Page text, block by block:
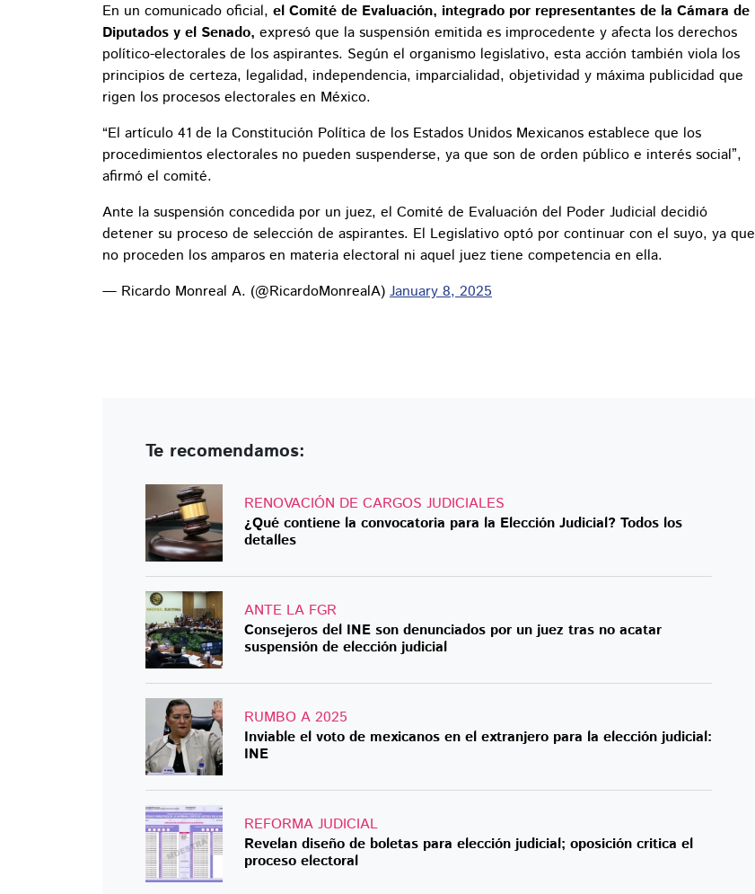
En un comunicado oficial, el Comité de Evaluación, integrado por representantes de la Cámara de
Diputados y el Senado, expresó que la suspensión emitida es improcedente y afecta los derechos
político-electorales de los aspirantes. Según el organismo legislativo, esta acción también viola los
principios de certeza, legalidad, independencia, imparcialidad, objetividad y máxima publicidad que
rigen los procesos electorales en México.
“El artículo 41 de la Constitución Política de los Estados Unidos Mexicanos establece que los
procedimientos electorales no pueden suspenderse, ya que son de orden público e interés social”,
afirmó el comité.
Ante la suspensión concedida por un juez, el Comité de Evaluación del Poder Judicial decidió
detener su proceso de selección de aspirantes. El Legislativo optó por continuar con el suyo, ya que
no proceden los amparos en materia electoral ni aquel juez tiene competencia en ella.
— Ricardo Monreal A. (@RicardoMonrealA) January 8, 2025
Te recomendamos:
RENOVACIÓN DE CARGOS JUDICIALES
¿Qué contiene la convocatoria para la Elección Judicial? Todos los
detalles
ANTE LA FGR
Consejeros del INE son denunciados por un juez tras no acatar
suspensión de elección judicial
RUMBO A 2025
Inviable el voto de mexicanos en el extranjero para la elección judicial:
INE
REFORMA JUDICIAL
Revelan diseño de boletas para elección judicial; oposición critica el
proceso electoral